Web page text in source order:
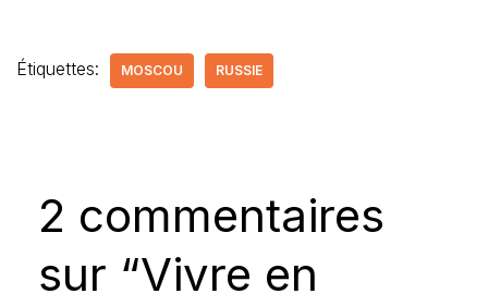
Étiquettes: MOSCOU RUSSIE
2 commentaires
sur “Vivre en